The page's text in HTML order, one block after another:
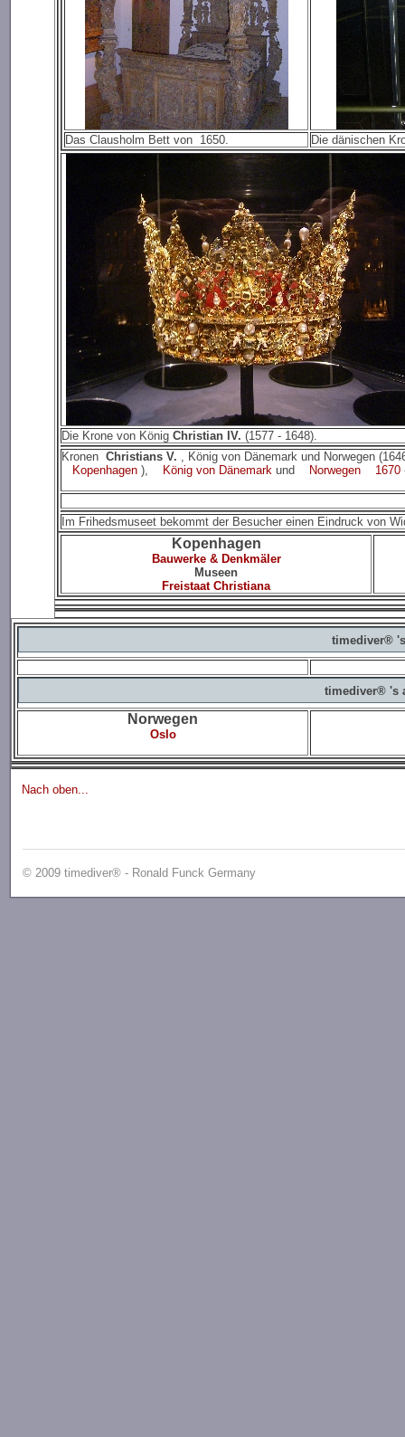
Das Clausholm Bett von 1650. Die dänischen
Die Krone von König Christian IV. (1577 - 1648).
Kronen Christians V. , König von Dänemark und Norwegen
Kopenhagen ), König von Dänemark und Norwegen 1670
Im Frihedsmuseet bekommt der Besucher einen Eindruck von
Kopenhagen
Bauwerke & Denkmäler
Museen
Freistaat Christiana
timediver®
timediver® 's
Norwegen
Oslo
Nach oben...
© 2009 timediver® - Ronald Funck Germany